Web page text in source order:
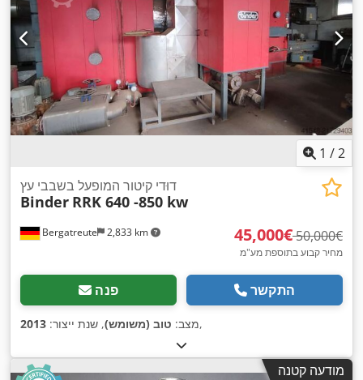
1 /2
Bergatreute 2,833 km
דוּדי קיטור המופעל בשבבי עץ
Binder RRK 640 -850 kw
‏45,000 ‏€ ‏50,000 ‏€
מחיר קבוע בתוספת מע"מ
פנה התקשר
מצב: טוב (משומש), שנת ייצור: 2013 ,
מודעה קטנה